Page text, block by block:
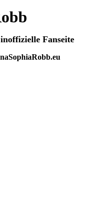
Fanseite